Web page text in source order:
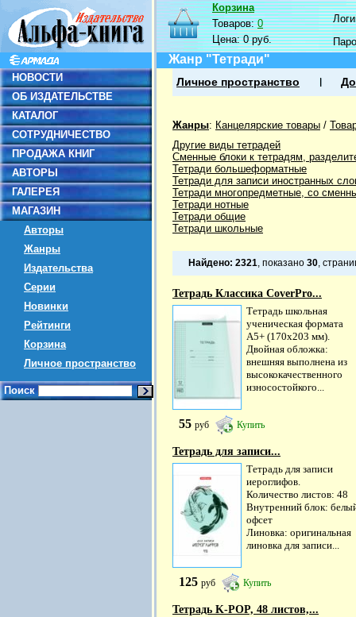
НОВОСТИ
ОБ ИЗДАТЕЛЬСТВЕ
КАТАЛОГ
СОТРУДНИЧЕСТВО
ПРОДАЖА КНИГ
АВТОРЫ
ГАЛЕРЕЯ
МАГАЗИН
Авторы
Жанры
Издательства
Серии
Новинки
Рейтинги
Корзина
Личное пространство
Поиск
Корзина
Товаров:0
Цена:0 руб.
Жанр "Тетради"
Личное пространство
Жанры: Канцелярские товары /
Другие виды тетрадей
Сменные блоки к тетрадям,
Тетради большеформатные
Тетради для записи иностранных
Тетради многопредметные, со
Тетради нотные
Тетради общие
Тетради школьные
Найдено: 2321, показано 30,
Тетрадь Классика CoverPrо...
Тетрадь школьная
ученическая формата
А5+ (170x203 мм).
Двойная обложка:
внешняя выполнена из
высококачественного
износостойкого...
55 руб Купить
Тетрадь для записи...
Тетрадь для записи
иероглифов.
Количество листов: 48
Внутренний блок:
офсет
Линовка: оригинальная
линовка для записи...
125 руб Купить
Тетрадь K-POP, 48 листов,...